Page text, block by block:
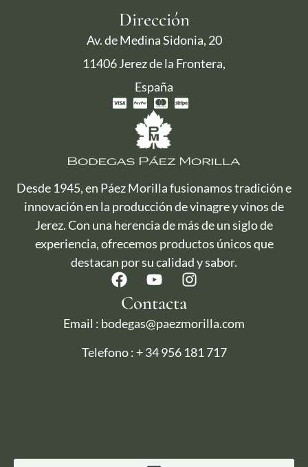
Dirección
Av. de Medina Sidonia, 20
11406 Jerez de la Frontera,
España
Desde 1945, en Páez Morilla fusionamos tradición e
innovación en la producción de vinagre y vinos de
Jerez. Con una herencia de más de un siglo de
experiencia, ofrecemos productos únicos que
destacan por su calidad y sabor.
Contacta
Email : bodegas@paezmorilla.com
Telefono : + 34 956 181 717